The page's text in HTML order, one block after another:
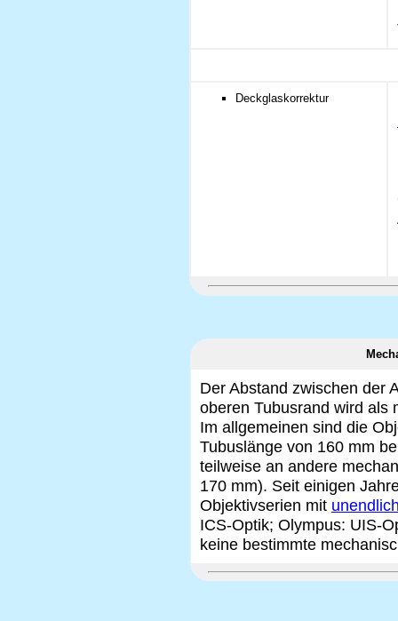
Deckglaskorrektur
Der Abstand zwischen der
oberen Tubusrand wird als
Im allgemeinen sind die
Tubuslänge von 160 mm
teilweise an andere
170 mm). Seit einigen
Objektivserien mit
ICS-Optik; Olympus: UIS-
keine bestimmte